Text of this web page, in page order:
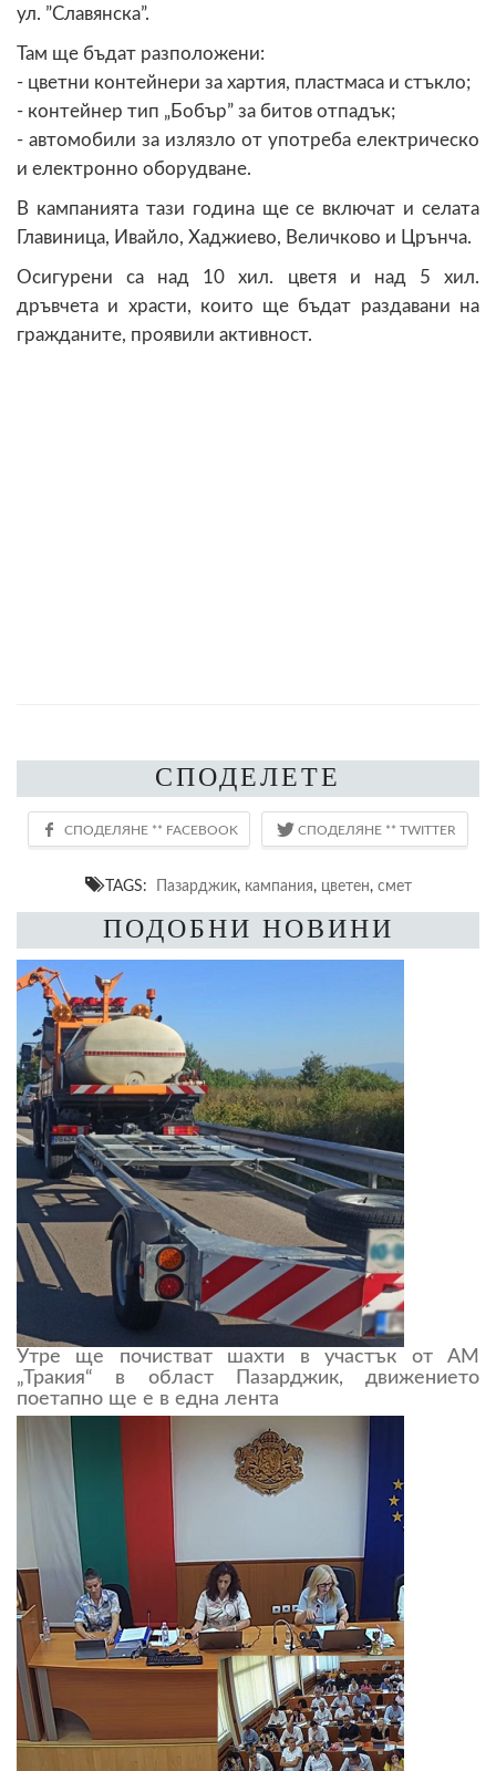
ул. ”Славянска”.
Там ще бъдат разположени:
- цветни контейнери за хартия, пластмаса и стъкло;
- контейнер тип „Бобър” за битов отпадък;
- автомобили за излязло от употреба електрическо
и електронно оборудване.
В кампанията тази година ще се включат и селата
Главиница, Ивайло, Хаджиево, Величково и Црънча.
Осигурени са над 10 хил. цветя и над 5 хил.
дръвчета и храсти, които ще бъдат раздавани на
гражданите, проявили активност.
СПОДЕЛЕТЕ
TAGS: Пазарджик, кампания, цветен, смет
ПОДОБНИ НОВИНИ
Утре ще почистват шахти в участък от АМ
„Тракия“ в област Пазарджик, движението
поетапно ще е в една лента